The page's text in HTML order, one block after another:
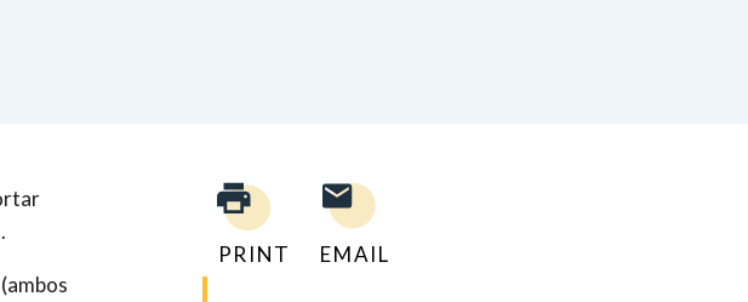
PRINT EMAIL
(ambos